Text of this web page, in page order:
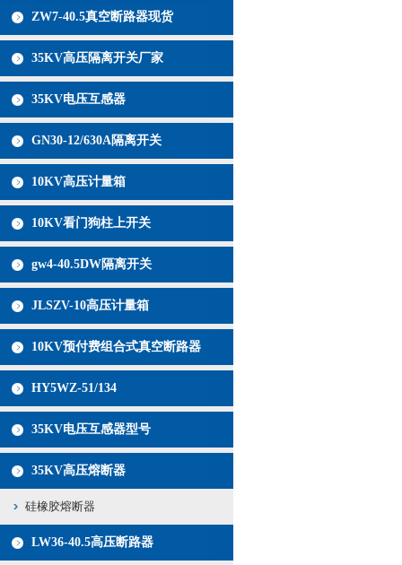
ZW7-40.5真空断路器现货
35KV高压隔离开关厂家
35KV电压互感器
GN30-12/630A隔离开关
10KV高压计量箱
10KV看门狗柱上开关
gw4-40.5DW隔离开关
JLSZV-10高压计量箱
10KV预付费组合式真空断路器
HY5WZ-51/134
35KV电压互感器型号
35KV高压熔断器
硅橡胶熔断器
LW36-40.5高压断路器